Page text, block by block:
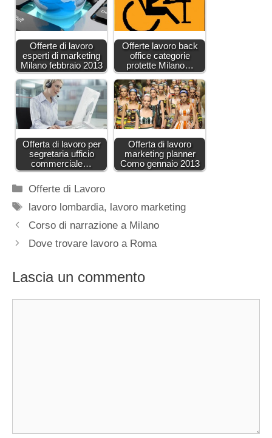
Offerte di lavoro
esperti di marketing
Milano febbraio 2013
Offerte lavoro back
office categorie
protette Milano…
Offerta di lavoro per
segretaria ufficio
commerciale…
Offerta di lavoro
marketing planner
Como gennaio 2013
Categorie
Offerte di Lavoro
Tag
lavoro lombardia, lavoro marketing
Corso di narrazione a Milano
Dove trovare lavoro a Roma
Lascia un commento